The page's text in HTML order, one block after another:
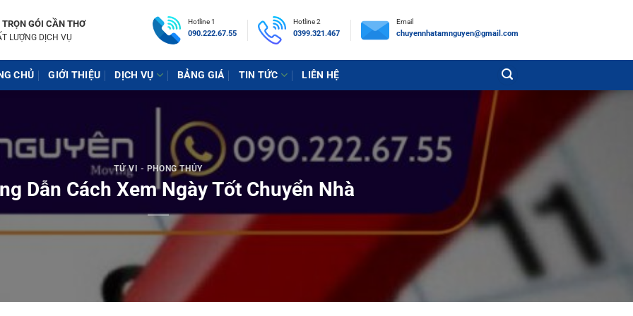
GÓI CẦN THƠ
LƯỢNG DỊCH VỤ
Hotline 1
090.222.67.55
Hotline 2
0399.321.467
Email
chuyennhatamnguyen@gmail.com
CHỦ GIỚI THIỆU DỊCH VỤ BẢNG GIÁ TIN TỨC LIÊN HỆ
TỬ VI - PHONG THỦY
Dẫn Cách Xem Ngày Tốt Chuyển Nhà